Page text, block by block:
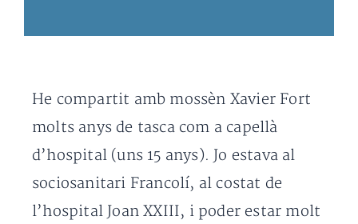
He compartit amb mossèn Xavier Fort
molts anys de tasca com a capellà
d’hospital (uns 15 anys). Jo estava al
sociosanitari Francolí, al costat de
l’hospital Joan XXIII, i poder estar molt